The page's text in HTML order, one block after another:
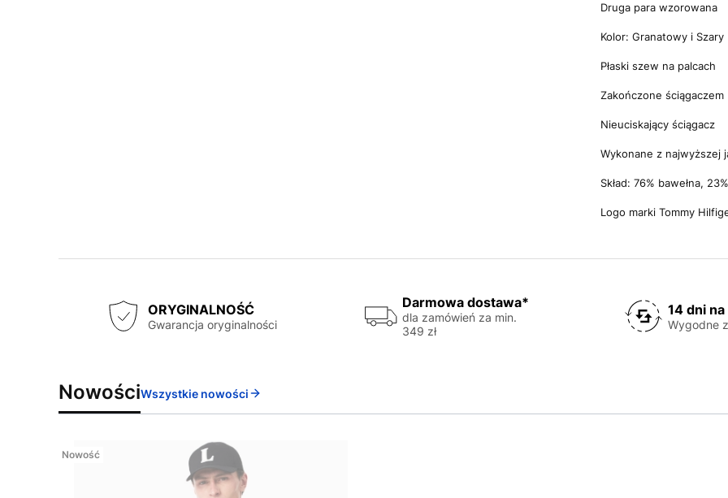
Druga para wzorowana
Kolor: Granatowy i Szary
Płaski szew na palcach
Zakończone ściągaczem
Nieuciskający ściągacz
Wykonane z najwyższej
Skład: 76% bawełna,
Logo marki Tommy
ORYGINALNOŚĆ
Gwarancja oryginalności
Darmowa dostawa*
dla zamówień za min.
349 zł
14 dni
Wygodne
NowościWszystkie nowości
Nowość